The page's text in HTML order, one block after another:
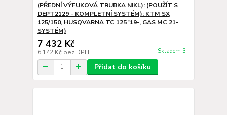
(PŘEDNÍ VÝFUKOVÁ TRUBKA NIKL): (POUŽÍT S
DEPT2129 - KOMPLETNÍ SYSTÉM): KTM SX
125/150, HUSQVARNA TC 125 '19-, GAS MC 21-
SYSTÉM)
7 432 Kč
6 142 Kč bez DPH Skladem 3
Přidat do košíku